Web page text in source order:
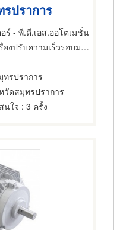
ปราการ
ร์ - พี.ดี.เอส.ออโตเมชั่น
วรอบมอเตอร์ไฟฟ้า,ซ่อมมอเตอร์ไฟฟ้า
ทรปราการ
วัดสมุทรปราการ
สนใจ : 3 ครั้ง